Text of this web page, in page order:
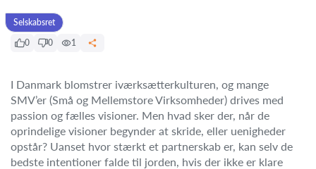
Selskabsret
0
0 1
I Danmark blomstrer iværksætterkulturen, og mange
SMV’er (Små og Mellemstore Virksomheder) drives med
passion og fælles visioner. Men hvad sker der, når de
oprindelige visioner begynder at skride, eller uenigheder
opstår? Uanset hvor stærkt et partnerskab er, kan selv de
bedste intentioner falde til jorden, hvis der ikke er klare